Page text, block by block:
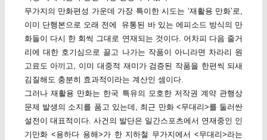
무가지의 만화편성 가운데 가장 특이한 시도는 ‘재활용 만화’로,
이미 단행본으로 오래 전에 유통된 바 있는 에피소드 방식의 만
화들이 다시 한 회씩 그대로 연재되는 것이다. 어차피 다음 줄거
리에 대한 호기심으로 끌고 나가는 작품이 아니라면 차라리 원
고료도 아끼고, 이미 대중적 재미가 검증된 작품을 한편씩 되새
김질해도 충분히 효과적이라는 계산인 셈이다.
그러나 재활용 만화는 한국 특유의 모호한 저작권 계약 관행상
문제 발생의 소지를 품고 있는데, 최근 만화 <무대리>를 둘러싼
설전이 대표적이다. 사건의 발단은 일간스포츠에서 연재중인 인
기만화 <용하다 용해>가 한 지하철 무가지에서 <무대리>라는